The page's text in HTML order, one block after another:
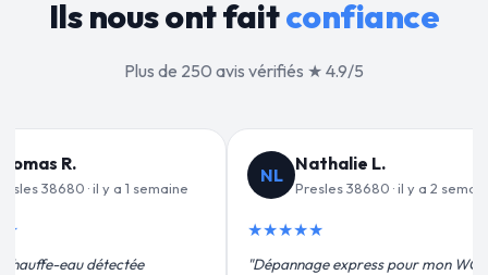
Ils nous ont faitconfiance
Plus de 250 avis vérifiés ★ 4.9/5
L.
38680 · il y a 2 semaines
pour mon WC
JF
Jean-François C.
Presles 38680 · il y a 3 semaines
★★★★★
"Remplacement de mon chauffe-eau en